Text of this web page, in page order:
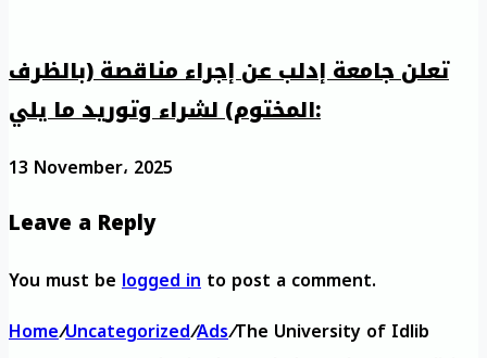
تعلن جامعة إدلب عن إجراء مناقصة (بالظرف
المختوم) لشراء وتوريد ما يلي:
13 November، 2025
Leave a Reply
You must belogged into post a comment.
Home/Uncategorized/Ads/The University of Idlib